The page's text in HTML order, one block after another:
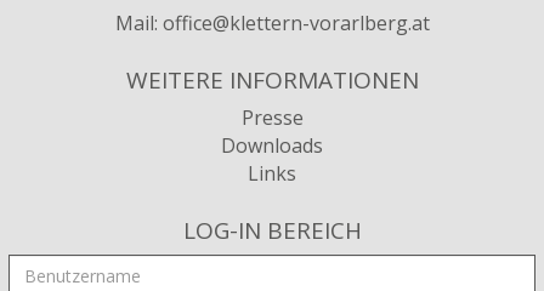
Mail: office@klettern-vorarlberg.at
WEITERE INFORMATIONEN
Presse
Downloads
Links
LOG-IN BEREICH